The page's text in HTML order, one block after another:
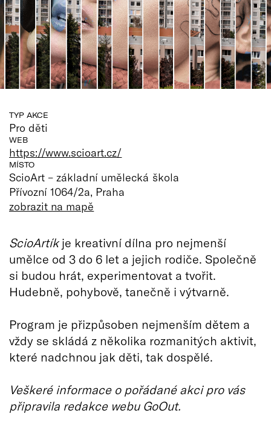
TYP AKCE
Pro děti
WEB
https://www.scioart.cz/
MÍSTO
ScioArt – základní umělecká škola
Přívozní 1064/2a, Praha
zobrazit na mapě
ScioArtíkje kreativní dílna pro nejmenší
umělce od 3 do 6 let a jejich rodiče. Společně
si budou hrát, experimentovat a tvořit.
Hudebně, pohybově, tanečně i výtvarně.
Program je přizpůsoben nejmenším dětem a
vždy se skládá z několika rozmanitých aktivit,
které nadchnou jak děti, tak dospělé.
Veškeré informace o pořádané akci pro vás
připravila redakce webu GoOut.